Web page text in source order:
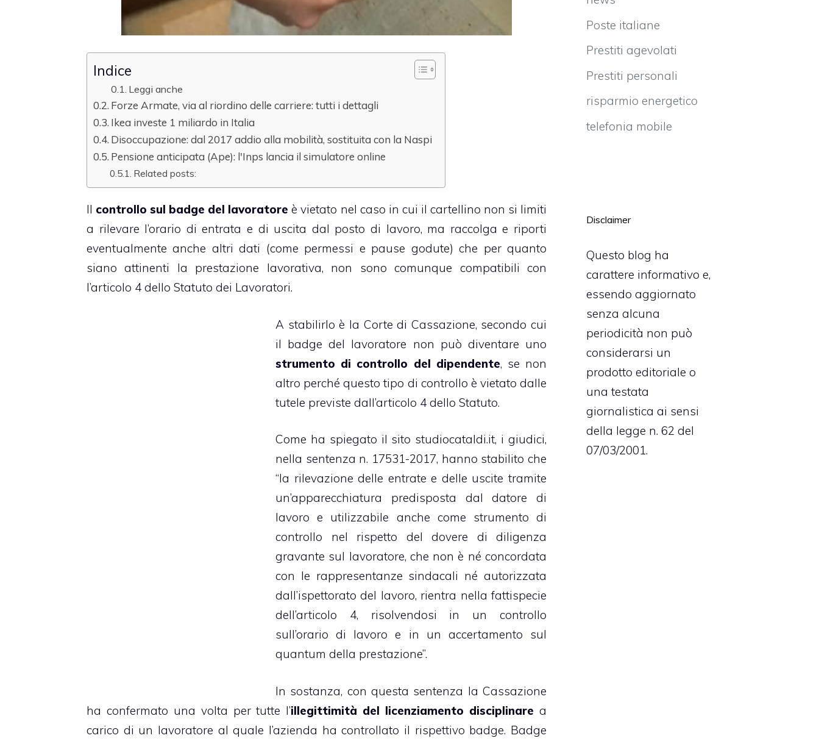
Indice
Leggi anche
Forze Armate, via al riordino delle carriere: tutti i dettagli
Ikea investe 1 miliardo in Italia
Disoccupazione: dal 2017 addio alla mobilità, sostituita con la Naspi
Pensione anticipata (Ape): l'Inps lancia il simulatore online
Related posts:
Il controllo sul badge del lavoratore è vietato nel caso in cui il cartellino non si limiti
a rilevare l’orario di entrata e di uscita dal posto di lavoro, ma raccolga e riporti
eventualmente anche altri dati (come permessi e pause godute) che per quanto
siano attinenti la prestazione lavorativa, non sono comunque compatibili con
l’articolo 4 dello Statuto dei Lavoratori.
A stabilirlo è la Corte di Cassazione, secondo cui
il badge del lavoratore non può diventare uno
strumento di controllo del dipendente, se non
altro perché questo tipo di controllo è vietato dalle
tutele previste dall’articolo 4 dello Statuto.
Come ha spiegato il sito studiocataldi.it, i giudici,
nella sentenza n. 17531-2017, hanno stabilito che
“la rilevazione delle entrate e delle uscite tramite
un’apparecchiatura predisposta dal datore di
lavoro e utilizzabile anche come strumento di
controllo nel rispetto del dovere di diligenza
gravante sul lavoratore, che non è né concordata
con le rappresentanze sindacali né autorizzata
dall’ispettorato del lavoro, rientra nella fattispecie
dell’articolo 4, risolvendosi in un controllo
sull’orario di lavoro e in un accertamento sul
quantum della prestazione”.
In sostanza, con questa sentenza la Cassazione
ha confermato una volta per tutte l’illegittimità del licenziamento disciplinare a
carico di un lavoratore al quale l’azienda ha controllato il rispettivo badge. Badge
Poste italiane
Prestiti agevolati
Prestiti personali
risparmio energetico
telefonia mobile
Disclaimer
Questo blog ha
carattere informativo e,
essendo aggiornato
senza alcuna
periodicità non può
considerarsi un
prodotto editoriale o
una testata
giornalistica ai sensi
della legge n. 62 del
07/03/2001.